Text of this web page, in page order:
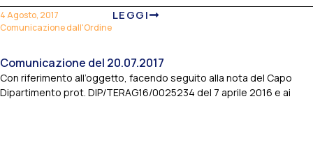
4 Agosto, 2017
Comunicazione dall'Ordine
LEGGI
Comunicazione del 20.07.2017
Con riferimento all’oggetto, facendo seguito alla nota del Capo
Dipartimento prot. DIP/TERAG16/0025234 del 7 aprile 2016 e ai